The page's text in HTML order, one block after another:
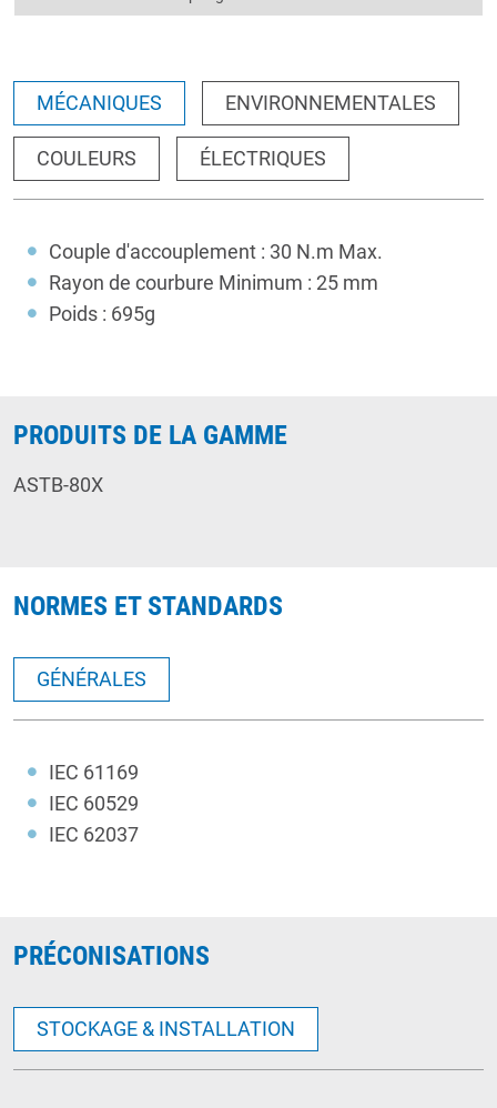
MÉCANIQUES ENVIRONNEMENTALES
COULEURS ÉLECTRIQUES
Couple d'accouplement : 30 N.m Max.
Rayon de courbure Minimum : 25 mm
Poids : 695g
PRODUITS DE LA GAMME
ASTB-80X
NORMES ET STANDARDS
GÉNÉRALES
IEC 61169
IEC 60529
IEC 62037
PRÉCONISATIONS
STOCKAGE & INSTALLATION